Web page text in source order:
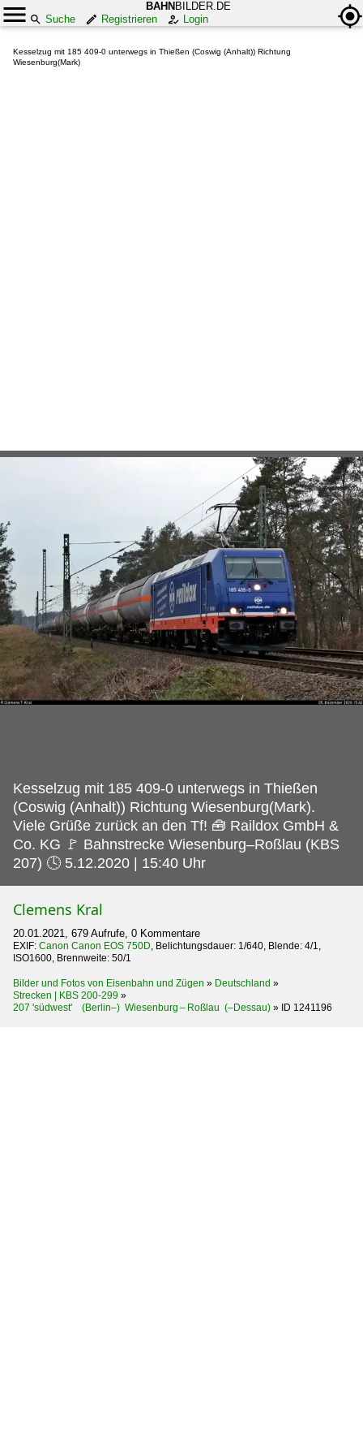
BAHN BILDER.DE
Suche
Registrieren Login
Kesselzug mit 185 409-0 unterwegs in Thießen (Coswig (Anhalt)) Richtung
Wiesenburg(Mark)
Kesselzug mit 185 409-0 unterwegs in Thießen
(Coswig (Anhalt)) Richtung Wiesenburg(Mark).
Viele Grüße zurück an den Tf! 🧰 Raildox GmbH &
Co. KG 🚩 Bahnstrecke Wiesenburg–Roßlau (KBS
207) 🕓 5.12.2020 | 15:40 Uhr
Clemens Kral
20.01.2021, 679 Aufrufe, 0 Kommentare
EXIF: Canon Canon EOS 750D , Belichtungsdauer: 1/640, Blende: 4/1,
ISO1600, Brennweite: 50/1
Bilder und Fotos von Eisenbahn und Zügen » Deutschland »
Strecken | KBS 200-299 »
207 'südwest' (Berlin–) Wiesenburg – Roßlau (–Dessau) » ID 1241196